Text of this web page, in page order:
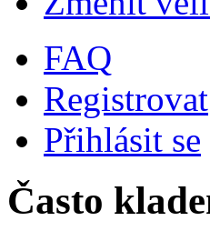
FAQ
Registrovat
Přihlásit se
Často